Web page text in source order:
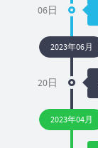
06日
2023年06月
20日
2023年04月